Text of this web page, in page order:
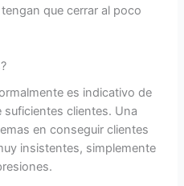
que cerrar al poco
es indicativo de
clientes. Una
en conseguir clientes
insistentes, simplemente